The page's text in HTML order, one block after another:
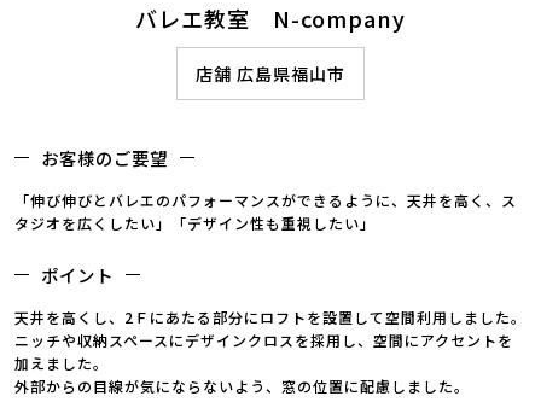
バレエ教室 N-company
店舗 広島県福山市
お客様のご要望
「伸び伸びとバレエのパフォーマンスができるように、天井を高く、ス
タジオを広くしたい」「デザイン性も重視したい」
ポイント
天井を高くし、2Ｆにあたる部分にロフトを設置して空間利用しました。
ニッチや収納スペースにデザインクロスを採用し、空間にアクセントを
加えました。
外部からの目線が気にならないよう、窓の位置に配慮しました。